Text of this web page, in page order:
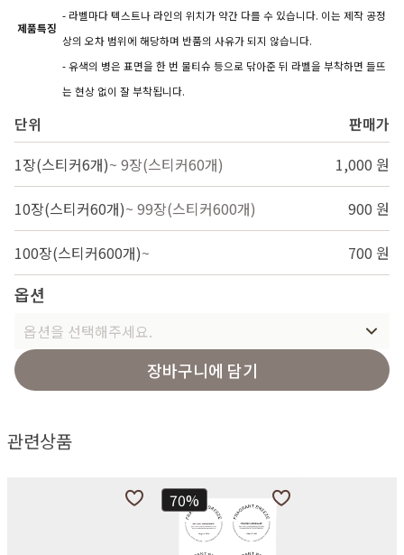
제품특징
- 라벨마다 텍스트나 라인의 위치가 약간 다를 수 있습니다. 이는 제작 공정
상의 오차 범위에 해당하며 반품의 사유가 되지 않습니다.
- 유색의 병은 표면을 한 번 물티슈 등으로 닦아준 뒤 라벨을 부착하면 들뜨
는 현상 없이 잘 부착됩니다.
단위
판매가
1장(스티커6개)~ 9장(스티커60개) 1,000 원
10장(스티커60개)~ 99장(스티커600개) 900 원
100장(스티커600개)~ 700 원
옵션
옵션을 선택해주세요.
장바구니에 담기
관련상품
70%